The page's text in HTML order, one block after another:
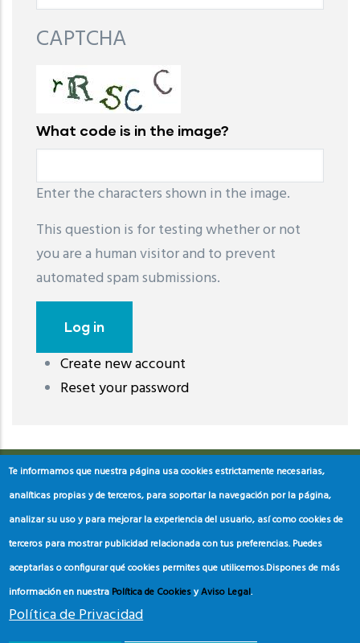
CAPTCHA
What code is in the image?
Enter the characters shown in the image.
This question is for testing whether or not
you are a human visitor and to prevent
automated spam submissions.
Create new account
Reset your password
레딧 다운로드coloring pages printable
download
Te informamos que nuestra página usa cookies estrictamente necesarias,
analíticas propias y de terceros, para soportar la navegación por la página,
analizar su uso y para mejorar la experiencia del usuario, así como cookies de
terceros para mostrar publicidad relacionada con tus preferencias. Puedes
aceptarlas o configurar qué cookies permites que utilicemos.Dispones de más
información en nuestra Política de CookiesyAviso Legal.
Política de Privacidad